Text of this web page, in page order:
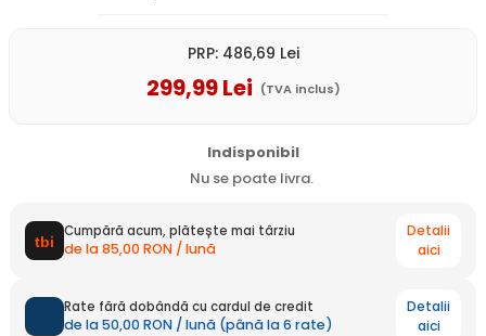
PRP: 486,69 Lei
299,99Lei (TVA inclus)
Indisponibil
Nu se poate livra.
Cumpără acum, plătește mai târziu
de la 85,00 RON / lună
Detalii
aici
Rate fără dobândă cu cardul de credit
de la 50,00 RON / lună (până la 6 rate)
Detalii
aici